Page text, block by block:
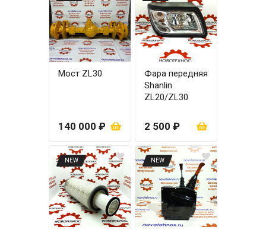
Мост ZL30
140 000 ₽
Фара передняя
Shanlin
ZL20/ZL30
2 500 ₽
NEW NEW